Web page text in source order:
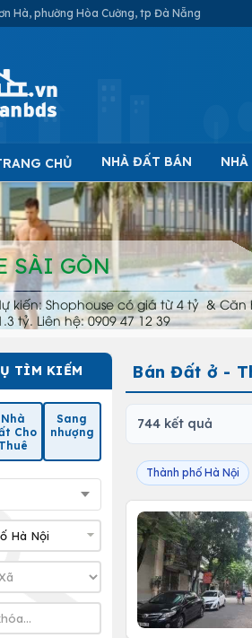
Hà, phường Hòa Cường, tp Đà Nẵng
CHỦ NHÀ ĐẤT BÁN
SÀI GÒN
kiến: Shophouse có giá từ 4 tỷ & Căn
tỷ. Liên hệ: 0909 47 12 39
TÌM KIẾM
Nhà
Cho
Thuê
Sang
nhượng
Bán Đất ở -
744 kết quả
Thành phố Hà Nội